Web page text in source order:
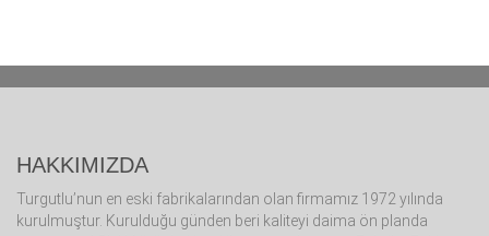
HAKKIMIZDA
Turgutlu’nun en eski fabrikalarından olan firmamız 1972 yılında
kurulmuştur. Kurulduğu günden beri kaliteyi daima ön planda